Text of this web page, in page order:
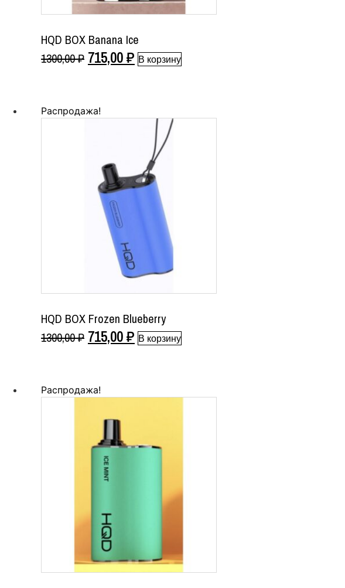
HQD BOX Banana Ice
1300,00₽ Первоначальная
1300,00 ₽.
715,00₽Текущая
В корзину
Распродажа!
HQD BOX Frozen Blueberry
1300,00₽ Первоначальная
1300,00 ₽.
715,00₽Текущая
В корзину
Распродажа!